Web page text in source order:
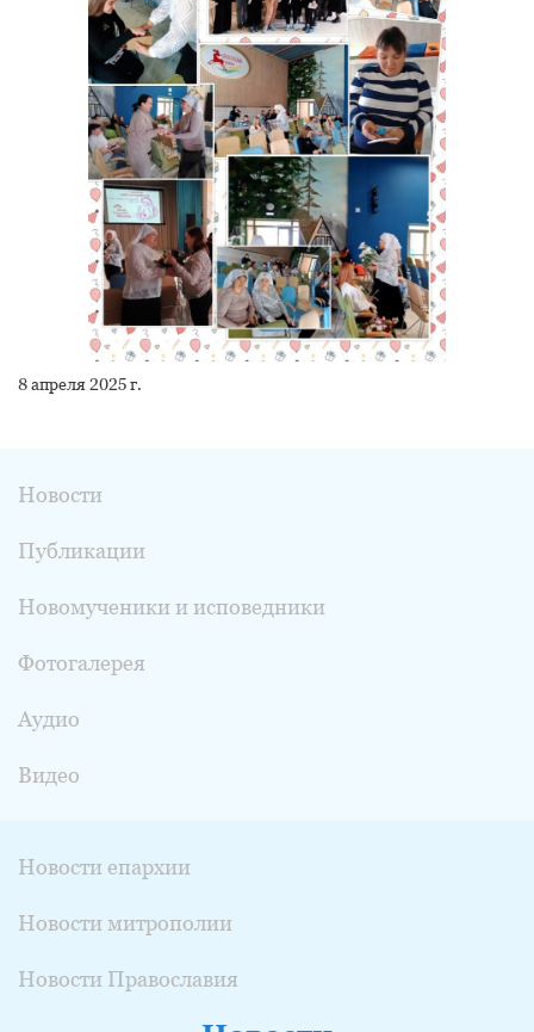
8 апреля 2025 г.
Новости
Публикации
Новомученики и исповедники
Фотогалерея
Аудио
Видео
Новости епархии
Новости митрополии
Новости Православия